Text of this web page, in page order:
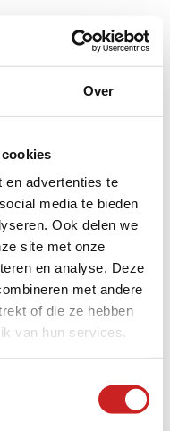
Over
en advertenties te
media te bieden
Ook delen we
site met onze
en analyse. Deze
met andere
of die ze hebben
van hun services.
for more